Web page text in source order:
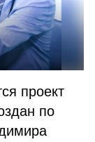
проект
по